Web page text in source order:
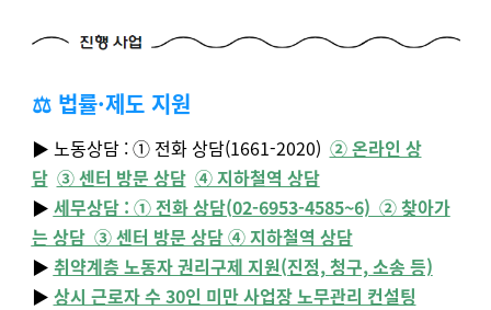
⚖️ 법률·제도 지원
▶️ 노동상담 : ① 전화 상담(1661-2020) ② 온라인 상
담 ③ 센터 방문 상담 ④ 지하철역 상담
▶️ 세무상담 : ① 전화 상담(02-6953-4585~6) ② 찾아가
는 상담 ③ 센터 방문 상담 ④ 지하철역 상담
▶️ 취약계층 노동자 권리구제 지원(진정, 청구, 소송 등)
▶️ 상시 근로자 수 30인 미만 사업장 노무관리 컨설팅